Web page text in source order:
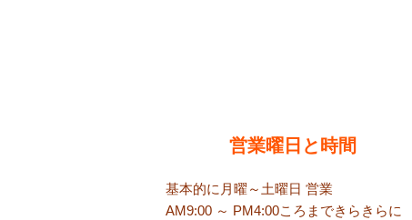
​営業曜日と時間
基本的に月曜～土曜日 営業
AM9:00 ～ PM4:00ころまで​きらきらに